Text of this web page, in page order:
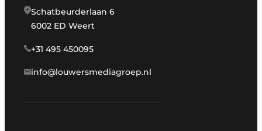
Schatbeurderlaan 6
6002 ED Weert
+31 495 450095
info@louwersmediagroep.nl